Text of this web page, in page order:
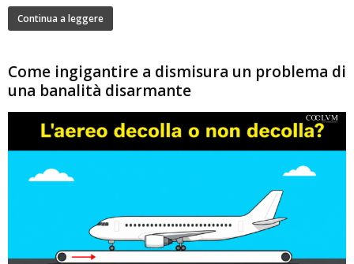
Continua a leggere
Come ingigantire a dismisura un problema di
una banalità disarmante